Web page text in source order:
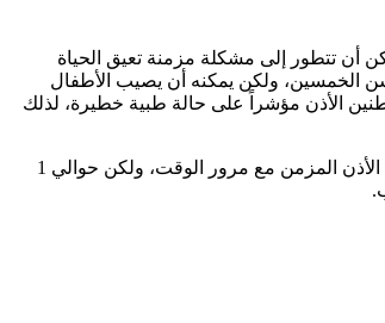
أن تتطور إلى مشكلة مزمنة تعيق الحياة
الأذن، وعادةً ما يحدث ذلك بعد سن الخمسين، ولكن يمكنه أن يصيب الأطفال
الأذن مؤشراً على حالة طبية خطيرة، لذلك
أن تساعد في السيطرة عليه. يتكيف معظم الأشخاص الذين يعانون من طنين الأذن المزمن مع مرور الوقت، ولكن حوالي 1